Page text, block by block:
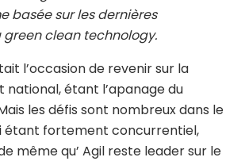
basée sur les dernières
green clean technology.
l’occasion de revenir sur la
national, étant l’apanage du
les défis sont nombreux dans le
étant fortement concurrentiel,
même qu’ Agil reste leader sur le